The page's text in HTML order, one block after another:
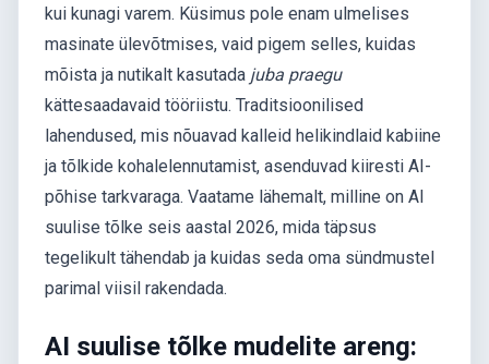
kui kunagi varem. Küsimus pole enam ulmelises
masinate ülevõtmises, vaid pigem selles, kuidas
mõista ja nutikalt kasutada juba praegu
kättesaadavaid tööriistu. Traditsioonilised
lahendused, mis nõuavad kalleid helikindlaid kabiine
ja tõlkide kohalelennutamist, asenduvad kiiresti AI-
põhise tarkvaraga. Vaatame lähemalt, milline on AI
suulise tõlke seis aastal 2026, mida täpsus
tegelikult tähendab ja kuidas seda oma sündmustel
parimal viisil rakendada.
AI suulise tõlke mudelite areng: